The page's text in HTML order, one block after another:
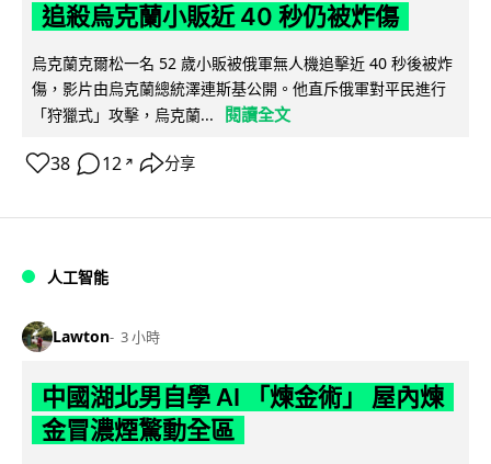
追殺烏克蘭小販近 40 秒仍被炸傷
烏克蘭克爾松一名 52 歲小販被俄軍無人機追擊近 40 秒後被炸
傷，影片由烏克蘭總統澤連斯基公開。他直斥俄軍對平民進行
「狩獵式」攻擊，烏克蘭...
閱讀全文
38 12 ↗ 分享
人工智能
Lawton 3 小時
中國湖北男自學 AI 「煉金術」 屋內煉
金冒濃煙驚動全區